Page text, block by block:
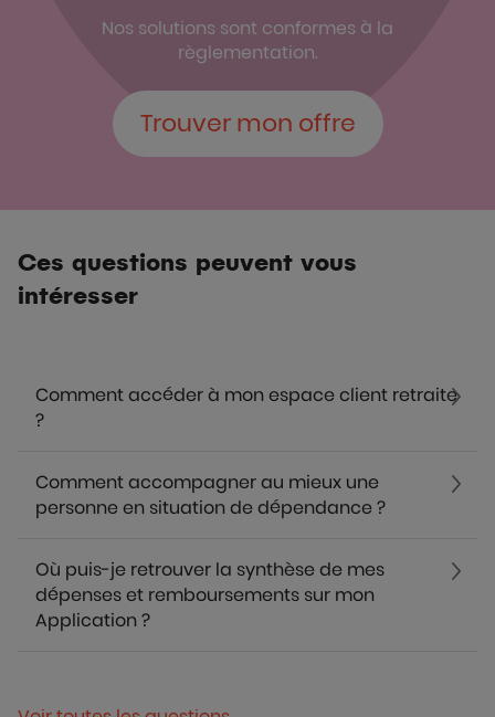
Nos solutions sont conformes à la
règlementation.
Trouver mon offre
Ces questions peuvent vous
intéresser
Comment accéder à mon espace client retraite
?
Comment accompagner au mieux une
personne en situation de dépendance ?
Où puis-je retrouver la synthèse de mes
dépenses et remboursements sur mon
Application ?